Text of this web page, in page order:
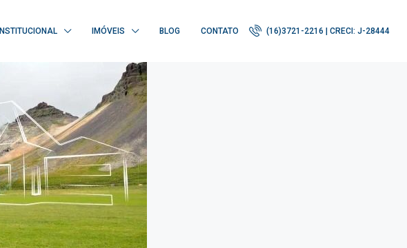
INSTITUCIONAL IMÓVEIS BLOG CONTATO (16)3721-2216 | CRECI: J-28444